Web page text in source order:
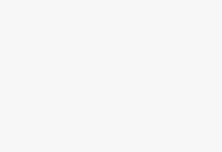
d'entreprise.
en charge des
transactions de